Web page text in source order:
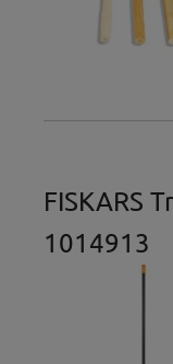
FISKARS
1014913